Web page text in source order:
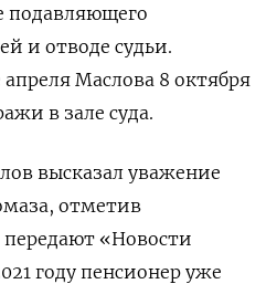
подавляющего
и отводе судьи.
апреля Маслова 8 октября
в зале суда.
высказал уважение
отметив
передают «Новости
году пенсионер уже